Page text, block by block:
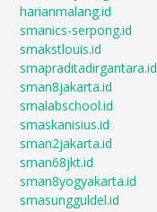
harianmalang.id
smanics-serpong.id
smakstlouis.id
smapraditadirgantara.id
sman8jakarta.id
smalabschool.id
smaskanisius.id
sman2jakarta.id
sman68jkt.id
sman8yogyakarta.id
smasungguldel.id